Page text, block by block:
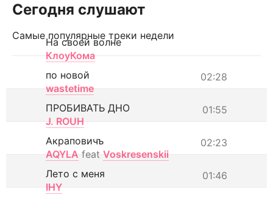
Сегодня слушают
Самые популярные треки недели
На своей волне
КлоуКома
02:28
по новой
wastetime
01:55
ПРОБИВАТЬ ДНО
J. ROUH
02:23
Акраповичъ
AQYLA feat Voskresenskii
01:46
Лето с меня
IHY